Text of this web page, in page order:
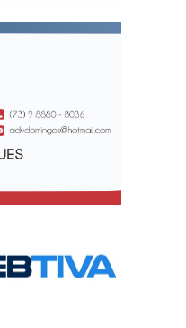
Bataclan ganha loja
multimarcas de
gourmet